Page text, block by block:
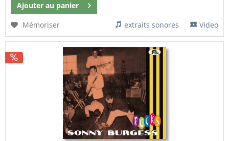
Ajouter au panier
Mémoriser
extraits sonores Video